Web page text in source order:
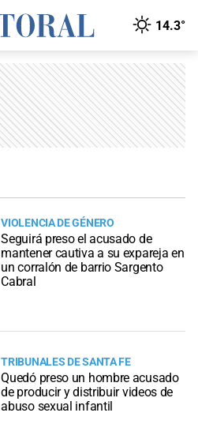
14.3°
VIOLENCIA DE GÉNERO
Seguirá preso el acusado de
mantener cautiva a su expareja en
un corralón de barrio Sargento
Cabral
TRIBUNALES DE SANTA FE
Quedó preso un hombre acusado
de producir y distribuir videos de
abuso sexual infantil